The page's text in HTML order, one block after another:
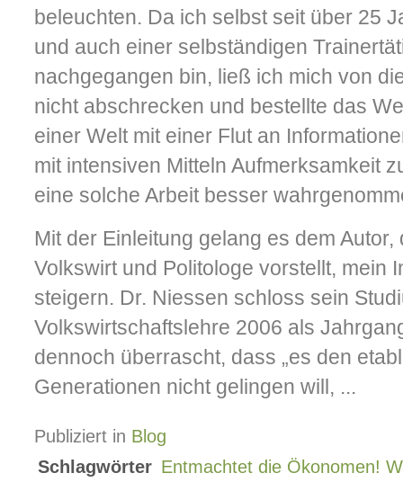
beleuchten. Da ich selbst seit über 25
und auch einer selbständigen
nachgegangen bin, ließ ich mich von
nicht abschrecken und bestellte das
einer Welt mit einer Flut an
mit intensiven Mitteln Aufmerksamkeit
eine solche Arbeit besser
Mit der Einleitung gelang es dem
Volkswirt und Politologe vorstellt, mein
steigern. Dr. Niessen schloss sein
Volkswirtschaftslehre 2006 als
dennoch überrascht, dass „es den
Generationen nicht gelingen will, ...
Publiziert in Blog
Schlagwörter Entmachtet die Ökonomen!